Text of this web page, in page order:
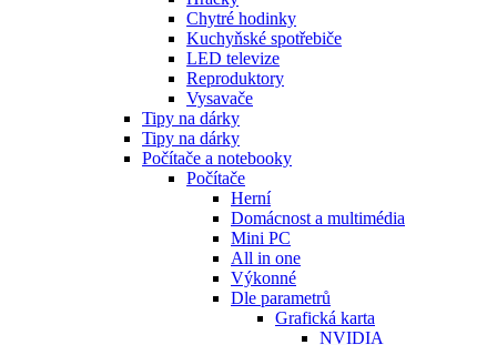
Chytré hodinky
Kuchyňské spotřebiče
LED televize
Reproduktory
Vysavače
Tipy na dárky
Tipy na dárky
Počítače a notebooky
Počítače
Herní
Domácnost a multimédia
Mini PC
All in one
Výkonné
Dle parametrů
Grafická karta
NVIDIA